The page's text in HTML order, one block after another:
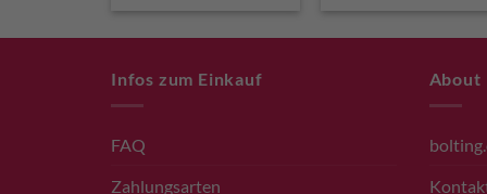
Infos zum Einkauf
FAQ
Zahlungsarten
About